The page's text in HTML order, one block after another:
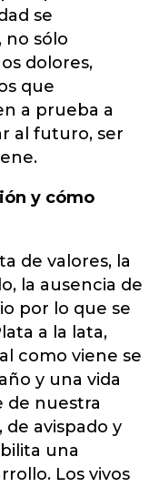
se
no sólo
dolores,
que
a prueba a
al futuro, ser
y cómo
de valores, la
la ausencia de
por lo que se
a la lata,
como viene se
y una vida
de nuestra
de avispado y
una
Los vivos